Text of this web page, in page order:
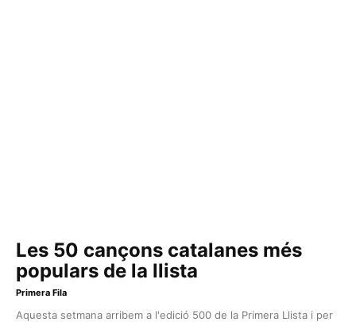
Les 50 cançons catalanes més
populars de la llista
Primera Fila
Aquesta setmana arribem a l'edició 500 de la Primera Llista i per